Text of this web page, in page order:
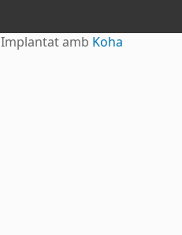
Implantat amb Koha